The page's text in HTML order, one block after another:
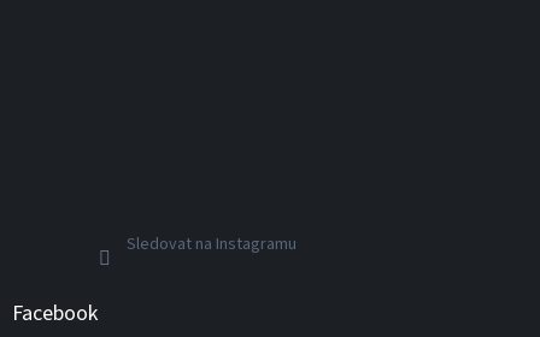
Sledovat na Instagramu
Facebook